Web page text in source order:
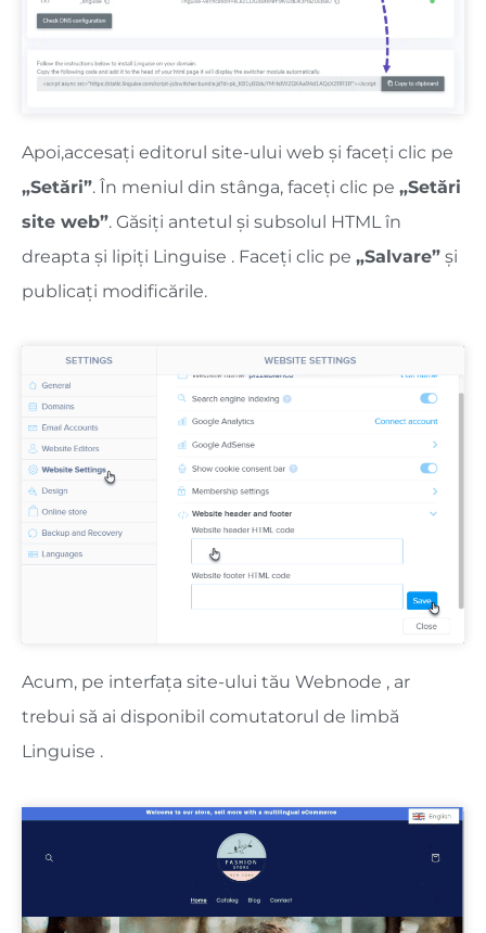
Apoi,accesați editorul site-ului web și faceți clic pe
„Setări”. În meniul din stânga, faceți clic pe „Setări
site web”. Găsiți antetul și subsolul HTML în
dreapta și lipiți Linguise . Faceți clic pe „Salvare” și
publicați modificările.
Acum, pe interfața site-ului tău Webnode , ar
trebui să ai disponibil comutatorul de limbă
Linguise .